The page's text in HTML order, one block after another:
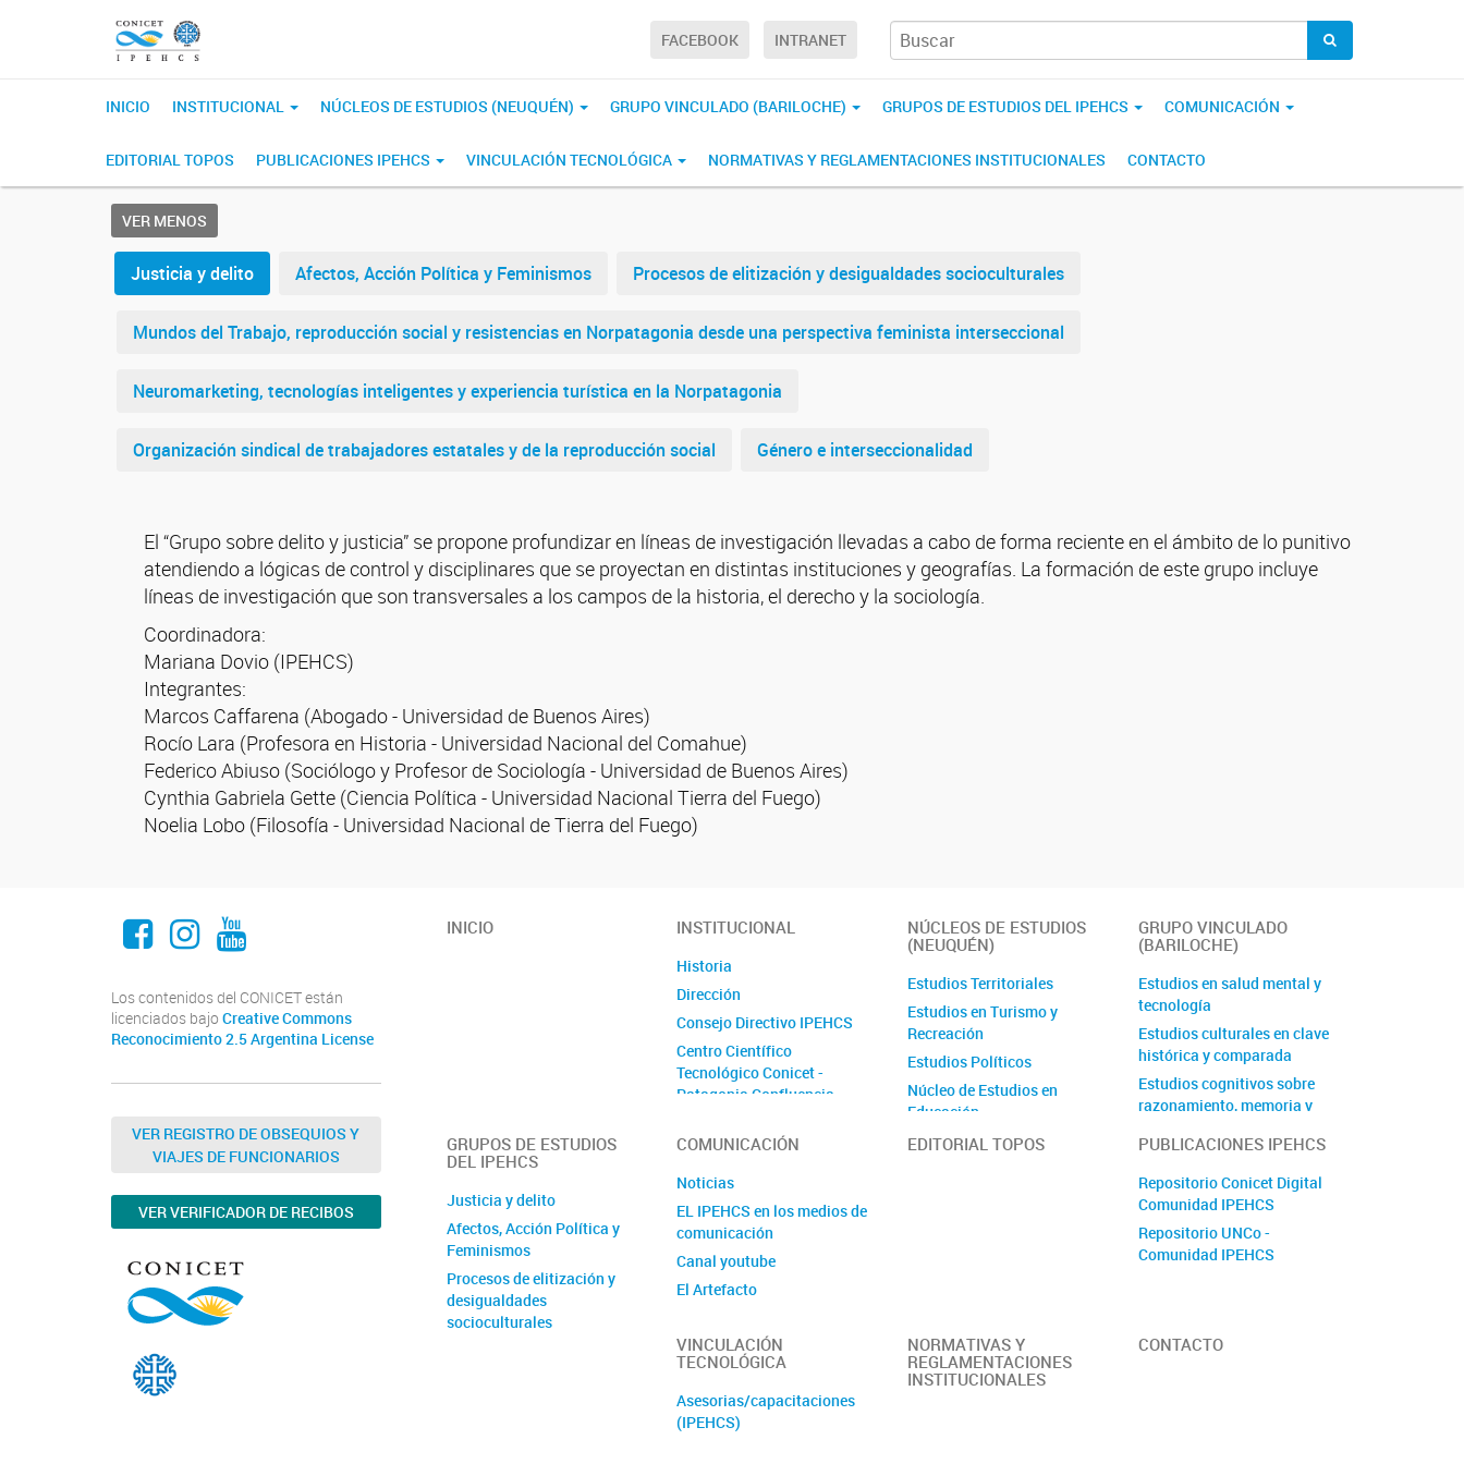
FACEBOOK INTRANET
INICIO INSTITUCIONAL NÚCLEOS DE ESTUDIOS (NEUQUÉN) GRUPO VINCULADO (BARILOCHE) GRUPOS DE ESTUDIOS DEL IPEHCS COMUNICACIÓN
EDITORIAL TOPOS PUBLICACIONES IPEHCS VINCULACIÓN TECNOLÓGICA NORMATIVAS Y REGLAMENTACIONES INSTITUCIONALES CONTACTO
VER MENOS
Justicia y delito Afectos, Acción Política y Feminismos Procesos de elitización y desigualdades socioculturales
Mundos del Trabajo, reproducción social y resistencias en Norpatagonia desde una perspectiva feminista interseccional
Neuromarketing, tecnologías inteligentes y experiencia turística en la Norpatagonia
Organización sindical de trabajadores estatales y de la reproducción social Género e interseccionalidad
El “Grupo sobre delito y justicia” se propone profundizar en líneas de investigación llevadas a cabo de forma reciente en el ámbito de lo punitivo
atendiendo a lógicas de control y disciplinares que se proyectan en distintas instituciones y geografías. La formación de este grupo incluye
líneas de investigación que son transversales a los campos de la historia, el derecho y la sociología.
Coordinadora:
Mariana Dovio (IPEHCS)
Integrantes:
Marcos Caffarena (Abogado - Universidad de Buenos Aires)
Rocío Lara (Profesora en Historia - Universidad Nacional del Comahue)
Federico Abiuso (Sociólogo y Profesor de Sociología - Universidad de Buenos Aires)
Cynthia Gabriela Gette (Ciencia Política - Universidad Nacional Tierra del Fuego)
Noelia Lobo (Filosofía - Universidad Nacional de Tierra del Fuego)
Facebook
Instagram
Youtube
Los contenidos del CONICET están
licenciados bajo Creative Commons
Reconocimiento 2.5 Argentina License
VER REGISTRO DE OBSEQUIOS Y
VIAJES DE FUNCIONARIOS
VER VERIFICADOR DE RECIBOS
INICIO INSTITUCIONAL
Historia
Dirección
Consejo Directivo IPEHCS
Centro Científico
Tecnológico Conicet -
Patagonia Confluencia
NÚCLEOS DE ESTUDIOS
(NEUQUÉN)
Estudios Territoriales
Estudios en Turismo y
Recreación
Estudios Políticos
Núcleo de Estudios en
Educación
Estudios Socio-
Estudios del Discurso y la
Cultura
GRUPO VINCULADO
(BARILOCHE)
Estudios en salud mental y
tecnología
Estudios culturales en clave
histórica y comparada
Estudios cognitivos sobre
razonamiento, memoria y
conocimientos
Estudios del desarrollo
cognitivo, el aprendizaje y la
GRUPOS DE ESTUDIOS
DEL IPEHCS
Justicia y delito
Afectos, Acción Política y
Feminismos
Procesos de elitización y
desigualdades
socioculturales
COMUNICACIÓN
Noticias
EL IPEHCS en los medios de
comunicación
Canal youtube
El Artefacto
ciencia en Argentina!
EDITORIAL TOPOS PUBLICACIONES IPEHCS
Repositorio Conicet Digital
Comunidad IPEHCS
Repositorio UNCo -
Comunidad IPEHCS
VINCULACIÓN
TECNOLÓGICA
Asesorias/capacitaciones
(IPEHCS)
NORMATIVAS Y
REGLAMENTACIONES
INSTITUCIONALES
CONTACTO